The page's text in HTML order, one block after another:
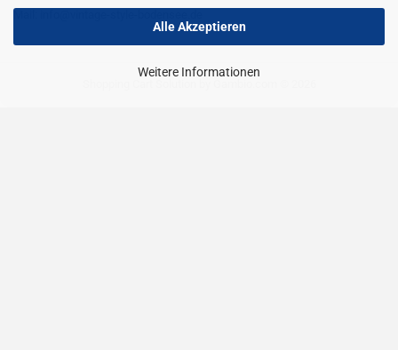
Alle Akzeptieren
Weitere Informationen